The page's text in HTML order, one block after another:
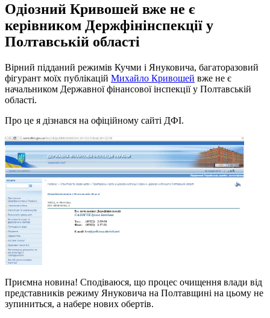
Одіозний Кривошей вже не є
керівником Держфінінспекції у
Полтавській області
Вірний підданий режимів Кучми і Януковича, багаторазовий
фігурант моїх публікацій Михайло Кривошей вже не є
начальником Державної фінансової інспекції у Полтавській
області.
Про це я дізнався на офіційному сайті ДФІ.
Приємна новина! Сподіваюся, що процес очищення влади від
представників режиму Януковича на Полтавщині на цьому не
зупиниться, а набере нових обертів.